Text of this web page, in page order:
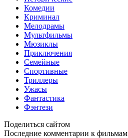
Комедии
Криминал
Мелодрамы
Мультфильмы
Мюзиклы
Приключения
Семейные
Спортивные
Триллеры
Ужасы
Фантастика
Фэнтези
Поделиться сайтом
Последние комментарии к фильмам